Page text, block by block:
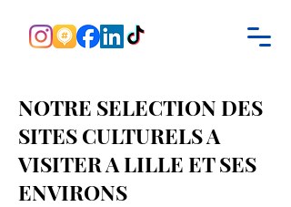
NOTRE SELECTION DES
SITES CULTURELS A
VISITER A LILLE ET SES
ENVIRONS